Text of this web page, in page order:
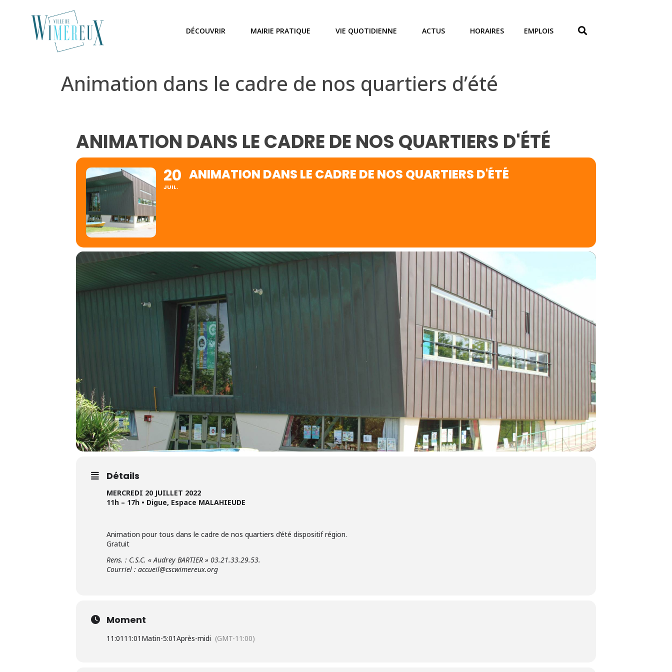
DÉCOUVRIR MAIRIE PRATIQUE VIE QUOTIDIENNE ACTUS HORAIRES EMPLOIS
Animation dans le cadre de nos quartiers d’été
ANIMATION DANS LE CADRE DE NOS QUARTIERS D'ÉTÉ
20
JUIL.
ANIMATION DANS LE CADRE DE NOS QUARTIERS D'ÉTÉ
Détails
MERCREDI 20 JUILLET 2022
11h – 17h • Digue, Espace MALAHIEUDE
Animation pour tous dans le cadre de nos quartiers d’été dispositif région.
Gratuit
Rens. : C.S.C. « Audrey BARTIER » 03.21.33.29.53.
Courriel : accueil@cscwimereux.org
Moment
11:01 11:01Matin-5:01Après-midi (GMT-11:00)